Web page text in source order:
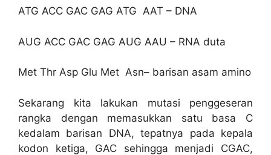
ATG ACC GAC GAG ATG AAT – DNA
AUG ACC GAC GAG AUG AAU – RNA duta
Met Thr Asp Glu Met Asn– barisan asam amino
Sekarang kita lakukan mutasi penggeseran
rangka dengan memasukkan satu basa C
kedalam barisan DNA, tepatnya pada kepala
kodon ketiga, GAC sehingga menjadi CGAC,